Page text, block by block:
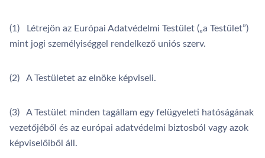
(1) Létrejön az Európai Adatvédelmi Testület („a Testület”)
mint jogi személyiséggel rendelkező uniós szerv.
(2) A Testületet az elnöke képviseli.
(3) A Testület minden tagállam egy felügyeleti hatóságának
vezetőjéből és az európai adatvédelmi biztosból vagy azok
képviselőiből áll.